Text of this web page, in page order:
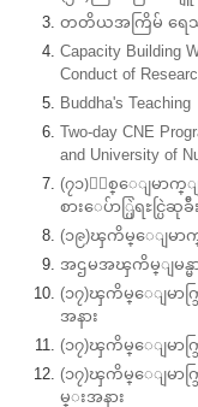
တတိယအကြိမ် ရေ
Capacity Building
Conduct of
Buddha's Teaching
Two-day CNE
and University of
(၇၁)ႏွစ္ေျမာက္
စားေပ်ာ္ပြဲရႊင္ပြဲဆုခ်ီ
(၁၉)ၾကိမ္ေျမာ
အဌမအၾကိမ္ျမန္မာ
(၁၇)ၾကိမ္ေျမာက္
အနား
(၁၇)ၾကိမ္ေျမာက္
(၁၇)ၾကိမ္ေျမာ
မ္းအနား